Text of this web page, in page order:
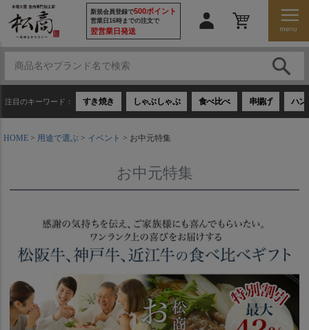
新規会員登録で500ポイント
営業日16時までの注文で
翌営業日発送
注目のキーワード： すき焼き しゃぶしゃぶ 食べ比べ 串揚げ ハン
HOME 用途で選ぶ イベント お中元特集
お中元特集